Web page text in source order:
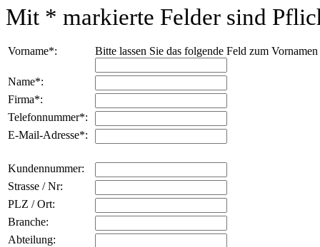
Mit * markierte Felder sind
Vorname*: Bitte lassen Sie das folgende Feld zum
Name*:
Firma*:
Telefonnummer*:
E-Mail-Adresse*:
Kundennummer:
Strasse / Nr:
PLZ / Ort:
Branche:
Abteilung: